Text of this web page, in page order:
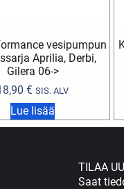
vesipumpun
Aprilia, Derbi,
Gilera 06->
€ SIS. ALV
Lue lisää
TILAA
Saat